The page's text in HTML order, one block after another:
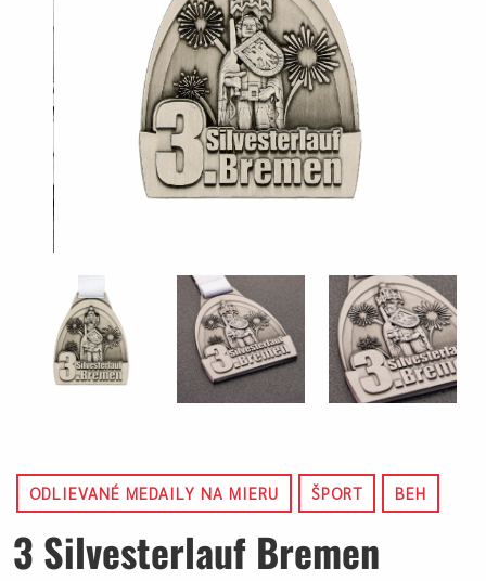
ODLIEVANÉ MEDAILY NA MIERU ŠPORT BEH
3 Silvesterlauf Bremen